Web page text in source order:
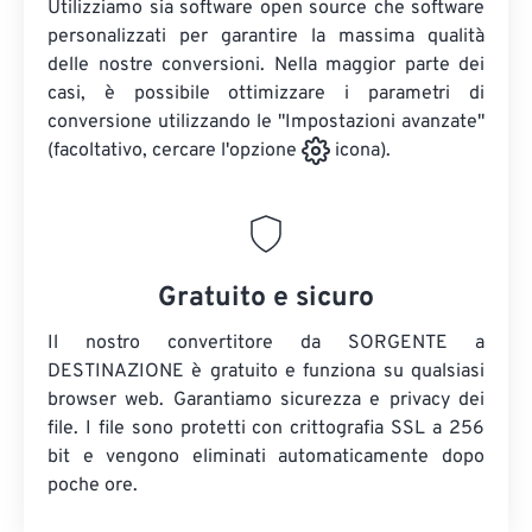
Utilizziamo sia software open source che software
personalizzati per garantire la massima qualità
delle nostre conversioni. Nella maggior parte dei
casi, è possibile ottimizzare i parametri di
conversione utilizzando le "Impostazioni avanzate"
(facoltativo, cercare l'opzione
icona).
Gratuito e sicuro
Il nostro convertitore da SORGENTE a
DESTINAZIONE è gratuito e funziona su qualsiasi
browser web. Garantiamo sicurezza e privacy dei
file. I file sono protetti con crittografia SSL a 256
bit e vengono eliminati automaticamente dopo
poche ore.